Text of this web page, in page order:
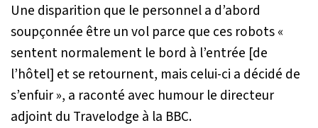
Une disparition que le personnel a d’abord
soupçonnée être un vol parce que ces robots «
sentent normalement le bord à l’entrée [de
l’hôtel] et se retournent, mais celui-ci a décidé de
s’enfuir», a raconté avec humour le directeur
adjoint du Travelodge à la BBC.